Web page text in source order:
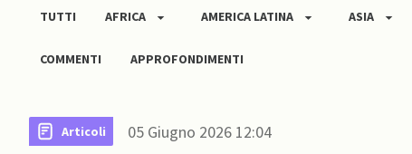
TUTTI AFRICA AMERICA LATINA ASIA
COMMENTI APPROFONDIMENTI
Articoli 05 Giugno 2026 12:04